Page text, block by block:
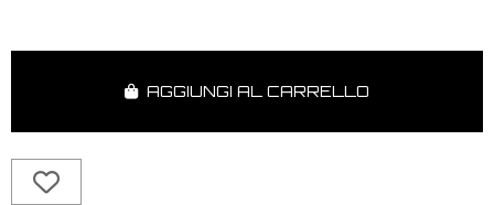
AGGIUNGI AL CARRELLO